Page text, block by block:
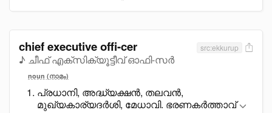
chief executive offi-cer
♪ ചീഫ് എക്സിക്യൂട്ടീവ് ഓഫി-സർ
src:ekkurup
noun (നാമം)
പ്രധാനി, അദ്ധ്യക്ഷൻ, തലവൻ,
മുഖ്യകാര്യദർശി, മേധാവി. ഭരണകർത്താവ്